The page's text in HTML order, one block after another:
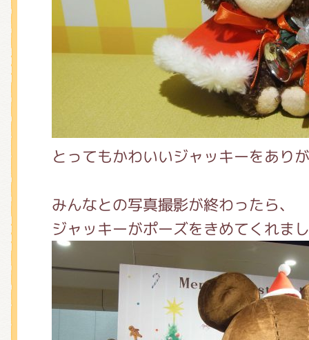
とってもかわいいジャッキーをあり
みんなとの写真撮影が終わったら、
ジャッキーがポーズをきめてくれま